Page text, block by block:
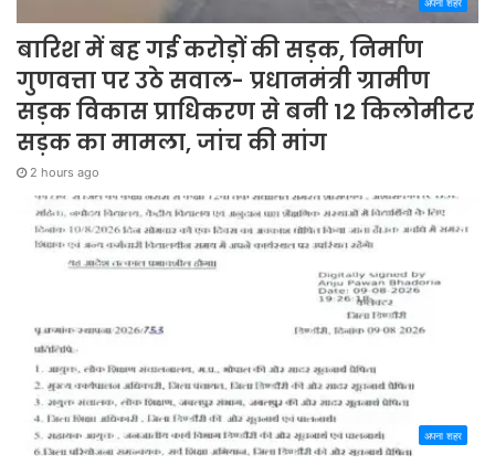
अपना शहर
बारिश में बह गई करोड़ों की सड़क, निर्माण
गुणवत्ता पर उठे सवाल- प्रधानमंत्री ग्रामीण
सड़क विकास प्राधिकरण से बनी 12 किलोमीटर
सड़क का मामला, जांच की मांग
2 hours ago
अपना शहर